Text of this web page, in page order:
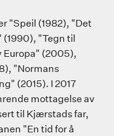
"Speil (1982), "Det
"Tegn til
(2005),
"Normans
(2015). I 2017
mottagelse av
til Kjærstads far,
"En tid for å